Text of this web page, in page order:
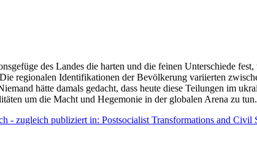
des Landes die harten und die feinen Unterschiede
regionalen Identifikationen der Bevölkerung variierten
hätte damals gedacht, dass heute diese Teilungen im
um die Macht und Hegemonie in der globalen Arena zu tun.
- zugleich publiziert in: Postsocialist Transformations and